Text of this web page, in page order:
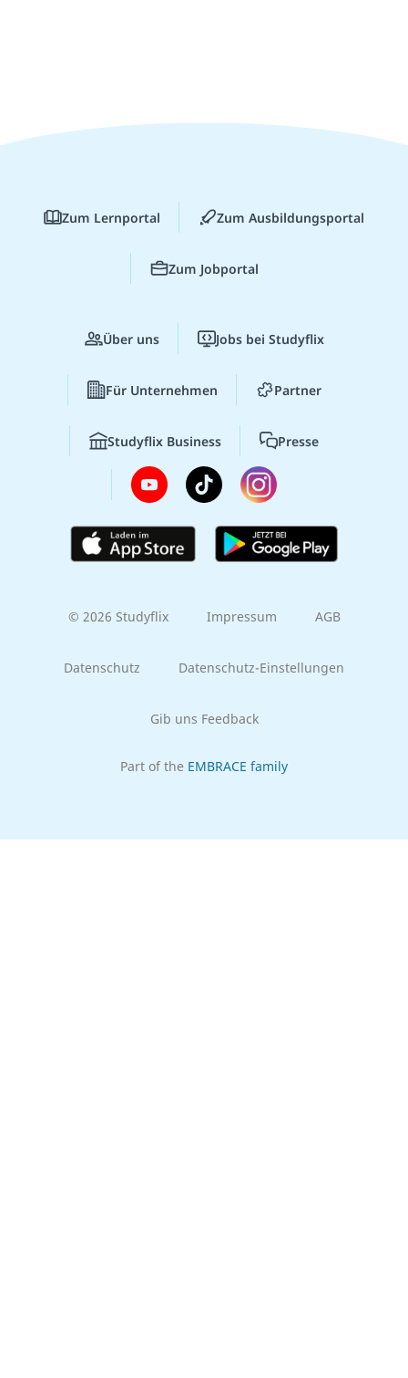
Zum Lernportal Zum Ausbildungsportal
Zum Jobportal
Über uns Jobs bei Studyflix
Für Unternehmen Partner
Studyflix Business Presse
© 2026 Studyflix Impressum AGB
Datenschutz Datenschutz-Einstellungen
Gib uns Feedback
Part of the EMBRACE family